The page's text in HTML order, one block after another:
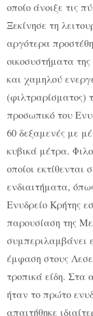
οποίο άνοιξε τις
Ξεκίνησε τη
αργότερα
οικοσυστήματα
και χαμηλού
(φιλτραρίσματος)
προσωπικό του
60 δεξαμενές με
κυβικά μέτρα.
οποίοι
ενδιαιτήματα,
Ενυδρείο Κρήτης
παρουσίαση της
συμπεριλαμβάνει
έμφαση στους
τροπικά είδη. Στα
ήταν το πρώτο
απαιτήθηκε